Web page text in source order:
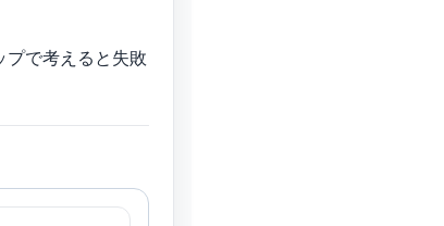
で考えると失敗